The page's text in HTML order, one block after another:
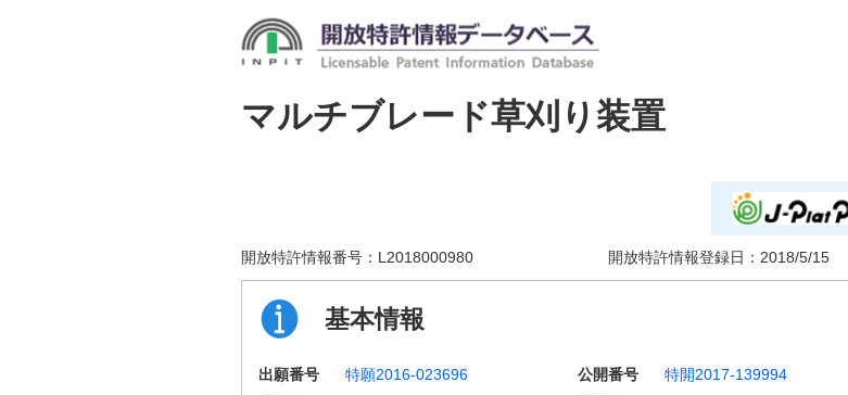
マルチブレード草刈り装置
開放特許情報番号： L2018000980 開放特許情報登録日： 2018/5/15
基本情報
出願番号 特願2016-023696 公開番号 特開2017-139994